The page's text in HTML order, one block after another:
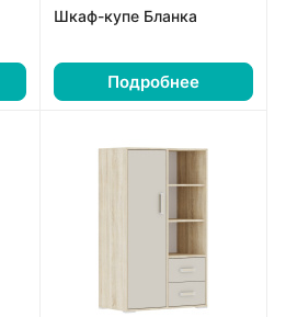
Шкаф-купе Бланка
Подробнее